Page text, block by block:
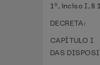
1º, inciso I, §
DECRETA:
CAPÍTULO I
DAS